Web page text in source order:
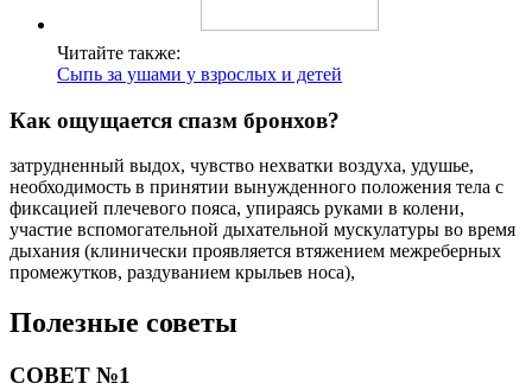
Читайте также:
Сыпь за ушами у взрослых и детей
Как ощущается спазм бронхов?
затрудненный выдох, чувство нехватки воздуха, удушье,
необходимость в принятии вынужденного положения тела с
фиксацией плечевого пояса, упираясь руками в колени,
участие вспомогательной дыхательной мускулатуры во время
дыхания (клинически проявляется втяжением межреберных
промежутков, раздуванием крыльев носа),
Полезные советы
СОВЕТ №1